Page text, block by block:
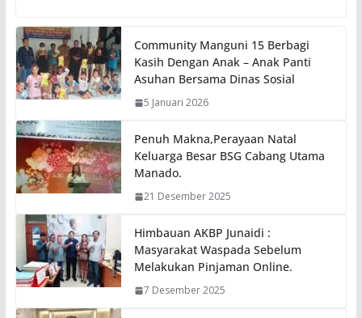
Community Manguni 15 Berbagi
Kasih Dengan Anak – Anak Panti
Asuhan Bersama Dinas Sosial
5 Januari 2026
Penuh Makna,Perayaan Natal
Keluarga Besar BSG Cabang Utama
Manado.
21 Desember 2025
Himbauan AKBP Junaidi :
Masyarakat Waspada Sebelum
Melakukan Pinjaman Online.
7 Desember 2025